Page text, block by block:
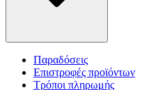
Παραδόσεις
Επιστροφές προϊόντων
Τρόποι πληρωμής